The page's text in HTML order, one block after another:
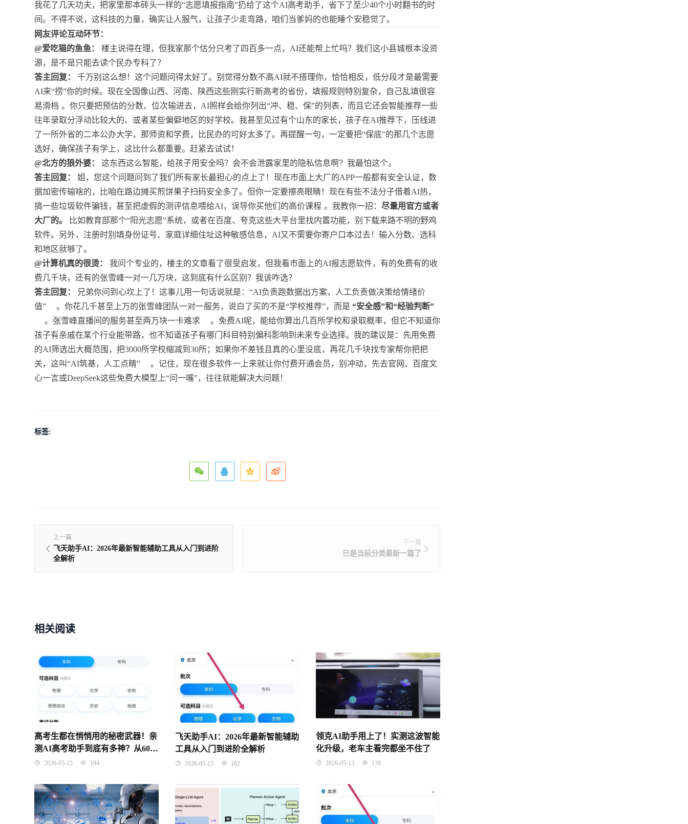
我花了几天功夫，把家里那本砖头一样的“志愿填报指南”扔给了这个AI高考助手，省下了至少40个小时翻书的时
间。不得不说，这科技的力量，确实让人服气，让孩子少走弯路，咱们当爹妈的也能睡个安稳觉了。
网友评论互动环节：
@爱吃猫的鱼鱼：
楼主说得在理，但我家那个估分只考了四百多一点，AI还能帮上忙吗？我们这小县城根本没资
源，是不是只能去读个民办专科了？
答主回复：
千万别这么想！这个问题问得太好了。别觉得分数不高AI就不搭理你，恰恰相反，低分段才是最需要
AI来“捞”你的时候。现在全国像山西、河南、陕西这些刚实行新高考的省份，填报规则特别复杂，自己乱填很容
易滑档 。你只要把预估的分数、位次输进去，AI照样会给你列出“冲、稳、保”的列表，而且它还会智能推荐一些
往年录取分浮动比较大的、或者某些偏僻地区的好学校。我甚至见过有个山东的家长，孩子在AI推荐下，压线进
了一所外省的二本公办大学，那师资和学费，比民办的可好太多了。再提醒一句，一定要把“保底”的那几个志愿
选好，确保孩子有学上，这比什么都重要。赶紧去试试！
@北方的狼外婆：
这东西这么智能，给孩子用安全吗？会不会泄露家里的隐私信息啊？我最怕这个。
答主回复：
姐，您这个问题问到了我们所有家长最担心的点上了！现在市面上大厂的APP一般都有安全认证，数
据加密传输啥的，比咱在路边摊买煎饼果子扫码安全多了。但你一定要擦亮眼睛！现在有些不法分子借着AI热，
搞一些垃圾软件骗钱，甚至把虚假的测评信息喂给AI，误导你买他们的高价课程 。我教你一招：尽量用官方或者
大厂的。
比如教育部那个“阳光志愿”系统，或者在百度、夸克这些大平台里找内置功能，别下载来路不明的野鸡
软件。另外，注册时别填身份证号、家庭详细住址这种敏感信息，AI又不需要你寄户口本过去！输入分数、选科
和地区就够了。
@计算机真的很烫：
我问个专业的，楼主的文章看了很受启发，但我看市面上的AI报志愿软件，有的免费有的收
费几千块，还有的张雪峰一对一几万块，这到底有什么区别？我该咋选？
答主回复：
兄弟你问到心坎上了！这事儿用一句话说就是：“AI负责跑数据出方案，人工负责做决策给情绪价
值”
。你花几千甚至上万的张雪峰团队一对一服务，说白了买的不是“学校推荐”，而是“安全感”和“经验判断”
。张雪峰直播间的服务甚至两万块一卡难求
。免费AI呢，能给你算出几百所学校和录取概率，但它不知道你
孩子有亲戚在某个行业能带路，也不知道孩子有哪门科目特别偏科影响到未来专业选择。我的建议是：先用免费
的AI筛选出大概范围，把3000所学校缩减到30所；如果你不差钱且真的心里没底，再花几千块找专家帮你把把
关，这叫“AI筑基，人工点睛”
。记住，现在很多软件一上来就让你付费开通会员，别冲动，先去官网、百度文
心一言或DeepSeek这些免费大模型上“问一嘴”，往往就能解决大问题！
标签:
上一篇
飞天助手AI：2026年最新智能辅助工具从入门到进阶
全解析
下一篇
已是当前分类最新一篇了
相关阅读
高考生都在悄悄用的秘密武器！亲
测AI高考助手到底有多神？从600
分逆袭985，这届家长的救命稻草
2026-05-13 194
飞天助手AI：2026年最新智能辅助
工具从入门到进阶全解析
2026-05-13 162
领克AI助手用上了！实测这波智能
化升级，老车主看完都坐不住了
2026-05-13 139